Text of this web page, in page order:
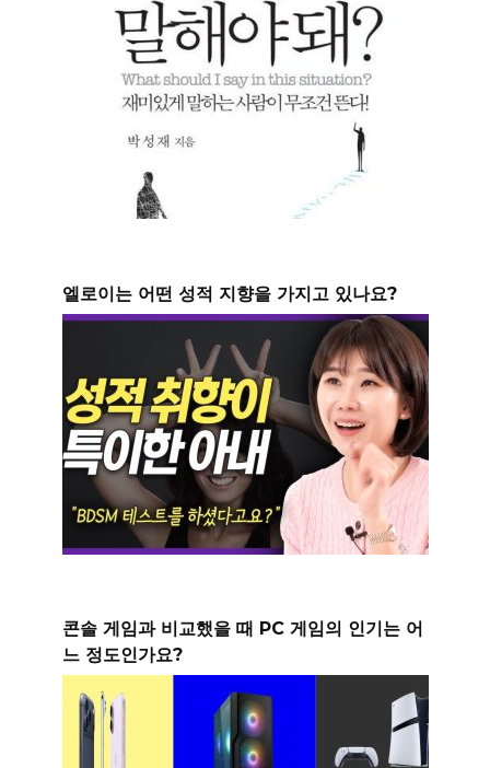
엘로이는 어떤 성적 지향을 가지고 있나요?
콘솔 게임과 비교했을 때 PC 게임의 인기는 어
느 정도인가요?